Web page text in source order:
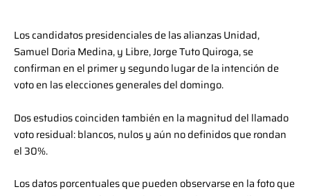
Los candidatos presidenciales de las alianzas Unidad,
Samuel Doria Medina, y Libre, Jorge Tuto Quiroga, se
confirman en el primer y segundo lugar de la intención de
voto en las elecciones generales del domingo.
Dos estudios coinciden también en la magnitud del llamado
voto residual: blancos, nulos y aún no definidos que rondan
el 30%.
Los datos porcentuales que pueden observarse en la foto que